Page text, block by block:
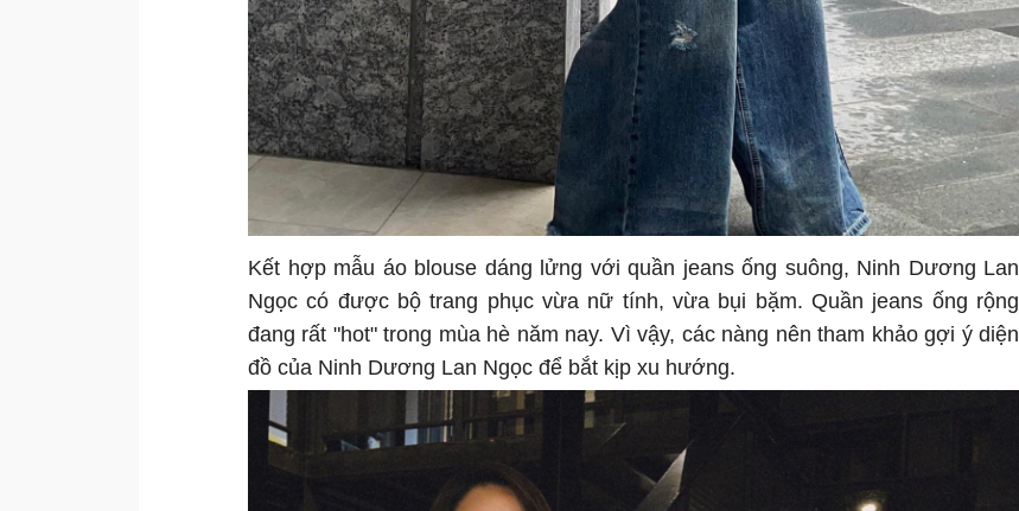
Kết hợp mẫu áo blouse dáng lửng với quần jeans ống suông, Ninh Dương Lan
Ngọc có được bộ trang phục vừa nữ tính, vừa bụi bặm. Quần jeans ống rộng
đang rất "hot" trong mùa hè năm nay. Vì vậy, các nàng nên tham khảo gợi ý diện
đồ của Ninh Dương Lan Ngọc để bắt kịp xu hướng.